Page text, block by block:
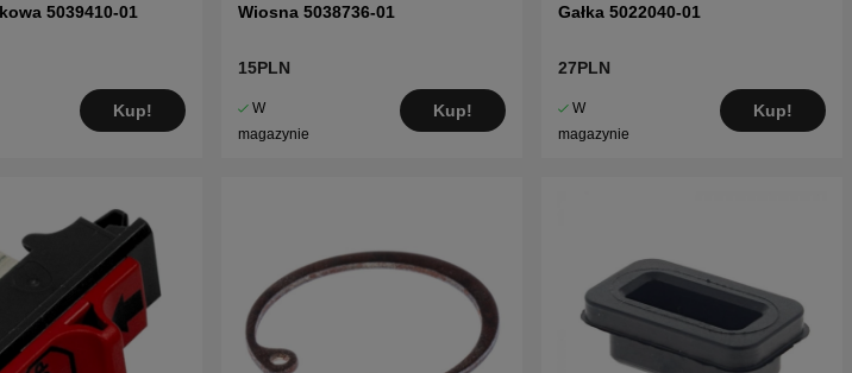
5039410-01
Kup!
Wiosna 5038736-01
15PLN
W
magazynie
Kup!
Gałka 5022040-01
27PLN
W
magazynie
Kup!